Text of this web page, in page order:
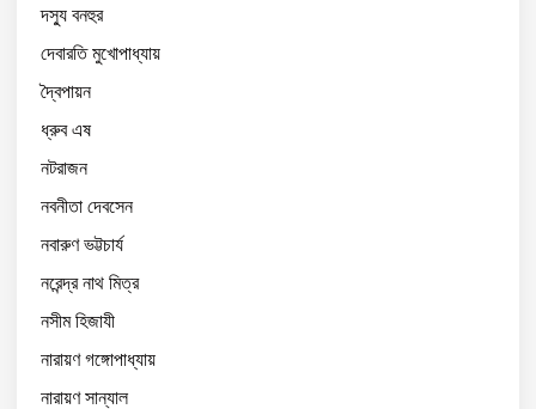
দস্যু বনহুর
দেবারতি মুখোপাধ্যায়
দ্বৈপায়ন
ধ্রুব এষ
নটরাজন
নবনীতা দেবসেন
নবারুণ ভট্টচার্য
নরেন্দ্র নাথ মিত্র
নসীম হিজাযী
নারায়ণ গঙ্গোপাধ্যায়
নারায়ণ সান্যাল